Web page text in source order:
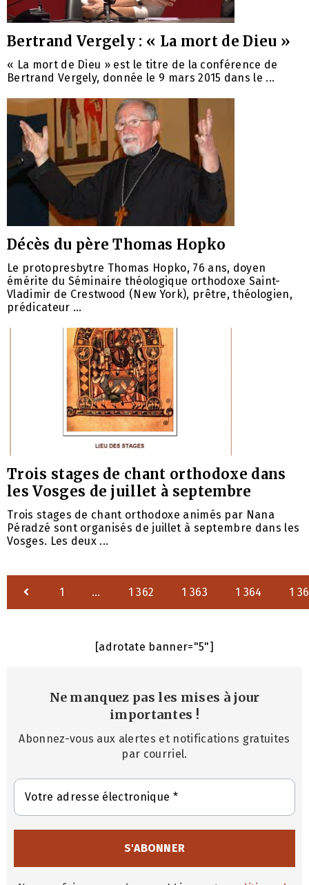
Bertrand Vergely : « La mort de Dieu »
« La mort de Dieu » est le titre de la conférence de
Bertrand Vergely, donnée le 9 mars 2015 dans le ...
Décès du père Thomas Hopko
Le protopresbytre Thomas Hopko, 76 ans, doyen
émérite du Séminaire théologique orthodoxe Saint-
Vladimir de Crestwood (New York), prêtre, théologien,
prédicateur ...
Trois stages de chant orthodoxe dans
les Vosges de juillet à septembre
Trois stages de chant orthodoxe animés par Nana
Péradzé sont organisés de juillet à septembre dans les
Vosges. Les deux ...
1 … 1 362 1 363 1 364 1
[adrotate banner="5"]
Ne manquez pas les mises à jour
importantes !
Abonnez-vous aux alertes et notifications gratuites
par courriel.